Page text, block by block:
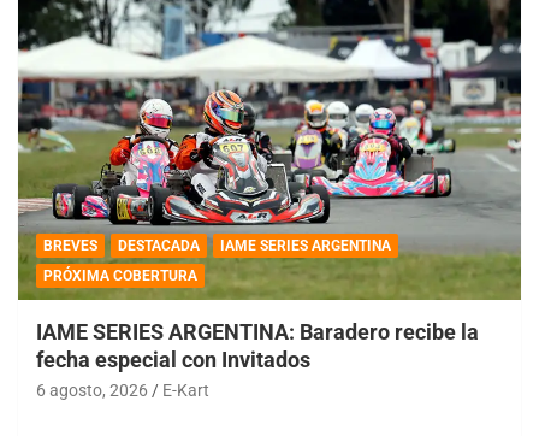
BREVES DESTACADA
IAME SERIES ARGENTINA
PRÓXIMA COBERTURA
IAME SERIES ARGENTINA: Baradero recibe la
fecha especial con Invitados
6 agosto, 2026 E-Kart